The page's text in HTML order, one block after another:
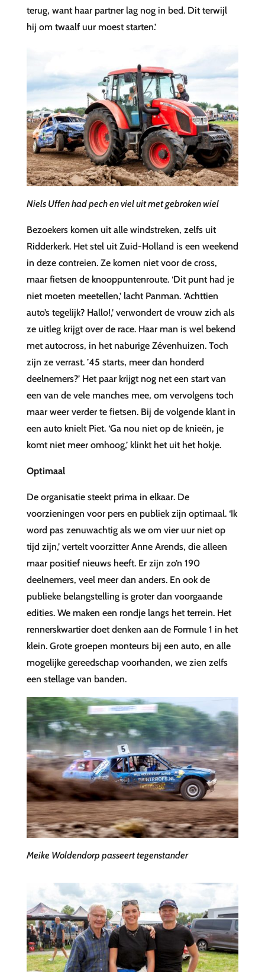
terug, want haar partner lag nog in bed. Dit terwijl
hij om twaalf uur moest starten.’
Niels Uffen had pech en viel uit met gebroken wiel
Bezoekers komen uit alle windstreken, zelfs uit
Ridderkerk. Het stel uit Zuid-Holland is een weekend
in deze contreien. Ze komen niet voor de cross,
maar fietsen de knooppuntenroute. ‘Dit punt had je
niet moeten meetellen,’ lacht Panman. ‘Achttien
auto’s tegelijk? Hallo!,’ verwondert de vrouw zich als
ze uitleg krijgt over de race. Haar man is wel bekend
met autocross, in het naburige Zévenhuizen. Toch
zijn ze verrast. ’45 starts, meer dan honderd
deelnemers?’ Het paar krijgt nog net een start van
een van de vele manches mee, om vervolgens toch
maar weer verder te fietsen. Bij de volgende klant in
een auto knielt Piet. ‘Ga nou niet op de knieën, je
komt niet meer omhoog,’ klinkt het uit het hokje.
Optimaal
De organisatie steekt prima in elkaar. De
voorzieningen voor pers en publiek zijn optimaal. ‘Ik
word pas zenuwachtig als we om vier uur niet op
tijd zijn,’ vertelt voorzitter Anne Arends, die alleen
maar positief nieuws heeft. Er zijn zo’n 190
deelnemers, veel meer dan anders. En ook de
publieke belangstelling is groter dan voorgaande
edities. We maken een rondje langs het terrein. Het
rennerskwartier doet denken aan de Formule 1 in het
klein. Grote groepen monteurs bij een auto, en alle
mogelijke gereedschap voorhanden, we zien zelfs
een stellage van banden.
Meike Woldendorp passeert tegenstander